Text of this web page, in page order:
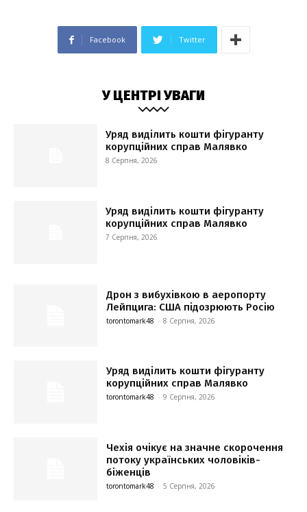
Facebook Twitter
У ЦЕНТРІ УВАГИ
Уряд виділить кошти фігуранту
корупційних справ Малявко
8 Серпня, 2026
Уряд виділить кошти фігуранту
корупційних справ Малявко
7 Серпня, 2026
Дрон з вибухівкою в аеропорту
Лейпцига: США підозрюють Росію
torontomark48 - 8 Серпня, 2026
Уряд виділить кошти фігуранту
корупційних справ Малявко
torontomark48 - 9 Серпня, 2026
Чехія очікує на значне скорочення
потоку українських чоловіків-
біженців
torontomark48 - 5 Серпня, 2026